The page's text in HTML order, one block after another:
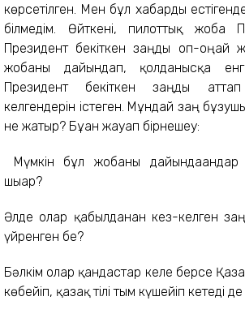
көрсетілген. Мен бұл хабарды
білмедім. Өйткені, пилоттық жоба
Президент бекіткен заңды оп-оңай
жобаны дайындап, қолданысқа
Президент бекіткен заңды
келгендерін істеген. Мұндай заң
не жатыр? Бұған жауап бірнешеу:
Мүмкін бұл жобаны дайындағандар
шығар?
Әлде олар қабылданған кез-келген
үйренген бе?
Бәлкім олар қандастар келе берсе
көбейіп, қазақ тілі тым күшейіп кетеді